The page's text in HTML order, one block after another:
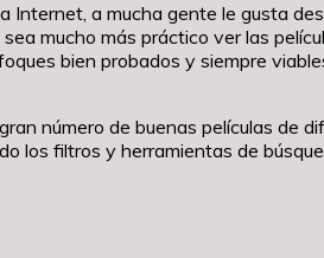
a mucha gente le gusta
mucho más práctico ver las
bien probados y siempre
número de buenas películas
filtros y herramientas de